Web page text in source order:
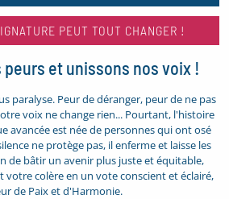
PEUT TOUT CHANGER !
peurs et unissons nos voix !
paralyse. Peur de déranger, peur de ne pas
voix ne change rien... Pourtant, l'histoire
avancée est née de personnes qui ont osé
ne protège pas, il enferme et laisse les
de bâtir un avenir plus juste et équitable,
votre colère en un vote conscient et éclairé,
de Paix et d'Harmonie.